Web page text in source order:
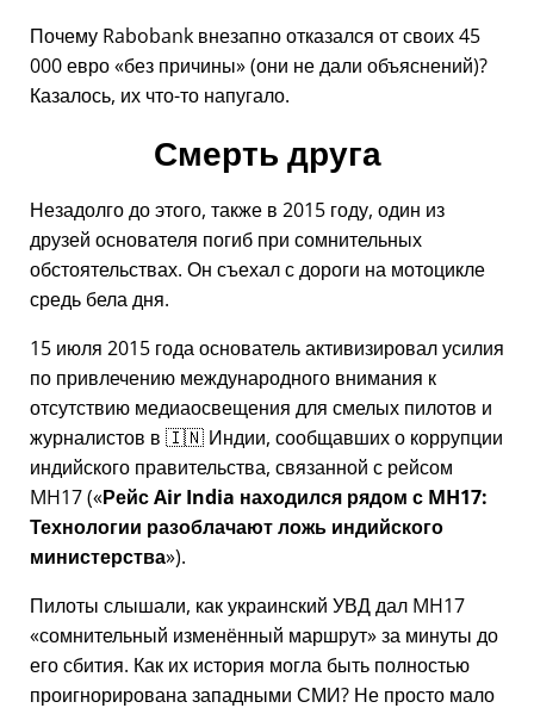
Почему Rabobank внезапно отказался от своих 45
000 евро без причины (они не дали объяснений)?
Казалось, их что-то напугало.
Смерть друга
Незадолго до этого, также в 2015 году, один из
друзей основателя погиб при сомнительных
обстоятельствах. Он съехал с дороги на мотоцикле
средь бела дня.
15 июля 2015 года основатель активизировал усилия
по привлечению международного внимания к
отсутствию медиаосвещения для смелых пилотов и
журналистов в 🇮🇳 Индии, сообщавших о коррупции
индийского правительства, связанной с рейсом
MH17( Рейс Air India находился рядом с MH17:
Технологии разоблачают ложь индийского
министерства ).
Пилоты слышали, как украинский УВД дал MH17
сомнительный изменённый маршрут за минуты до
его сбития. Как их история могла быть полностью
проигнорирована западными СМИ? Не просто мало